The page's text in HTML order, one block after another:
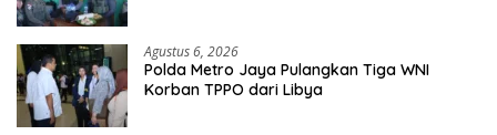
Agustus 6, 2026
Polda Metro Jaya Pulangkan Tiga WNI
Korban TPPO dari Libya